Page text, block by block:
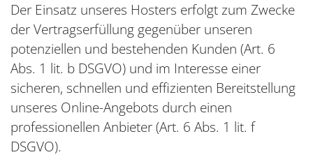
Der Einsatz unseres Hosters erfolgt zum Zwecke
der Vertragserfüllung gegenüber unseren
potenziellen und bestehenden Kunden (Art. 6
Abs. 1 lit. b DSGVO) und im Interesse einer
sicheren, schnellen und effizienten Bereitstellung
unseres Online-Angebots durch einen
professionellen Anbieter (Art. 6 Abs. 1 lit. f
DSGVO).